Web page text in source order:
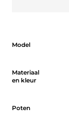
Model
Materiaal
en kleur
Poten